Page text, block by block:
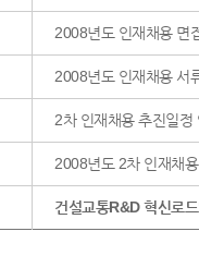
2008년도 인재채용 면
2008년도 인재채용 서
2차 인재채용 추진일정
2008년도 2차 인재채용
건설교통R&D 혁신로